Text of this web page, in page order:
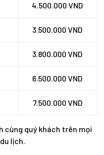
4.500.000 VND
3.500.000 VND
3.800.000 VND
6.500.000 VND
7.500.000 VND
cùng quý khách trên mọi
lịch.